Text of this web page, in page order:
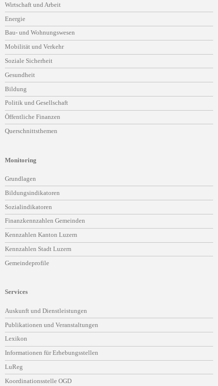
Wirtschaft und Arbeit
Energie
Bau- und Wohnungswesen
Mobilität und Verkehr
Soziale Sicherheit
Gesundheit
Bildung
Politik und Gesellschaft
Öffentliche Finanzen
Querschnittsthemen
Monitoring
Navigation
überspringen
Grundlagen
Bildungsindikatoren
Sozialindikatoren
Finanzkennzahlen Gemeinden
Kennzahlen Kanton Luzern
Kennzahlen Stadt Luzern
Gemeindeprofile
Services
Navigation
überspringen
Auskunft und Dienstleistungen
Publikationen und Veranstaltungen
Lexikon
Informationen für Erhebungsstellen
LuReg
Koordinationsstelle OGD